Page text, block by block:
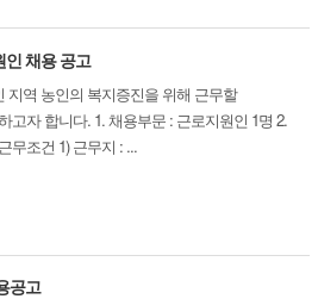
채용 공고
역 농인의 복지증진을 위해 근무할
고자 합니다. 1. 채용부문 : 근로지원인 1명 2.
무조건 1) 근무지 : ...
공고